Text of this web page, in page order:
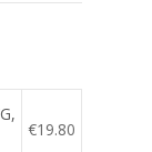
€19.80